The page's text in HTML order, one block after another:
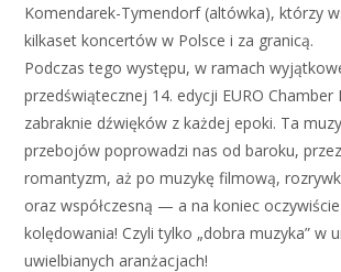
Komendarek-Tymendorf (altówka), którzy
kilkaset koncertów w Polsce i za granicą.
Podczas tego występu, w ramach
przedświątecznej 14. edycji EURO Chamber
zabraknie dźwięków z każdej epoki. Ta
przebojów poprowadzi nas od baroku,
romantyzm, aż po muzykę filmową,
oraz współczesną — a na koniec
kolędowania! Czyli tylko „dobra muzyka” w
uwielbianych aranżacjach!